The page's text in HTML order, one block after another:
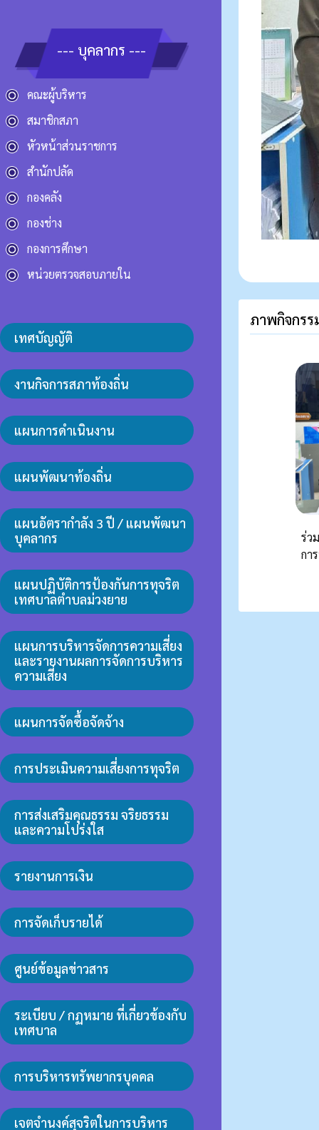
--- บุคลากร ---
คณะผู้บริหาร
สมาชิกสภา
หัวหน้าส่วนราชการ
สำนักปลัด
กองคลัง
กองช่าง
กองการศึกษา
หน่วยตรวจสอบภายใน
เทศบัญญัติ
งานกิจการสภาท้องถิ่น
แผนการดำเนินงาน
แผนพัฒนาท้องถิ่น
แผนอัตรากำลัง 3 ปี / แผนพัฒนา
บุคลากร
แผนปฏิบัติการป้องกันการทุจริต
เทศบาลตำบลม่วงยาย
แผนการบริหารจัดการความเสี่ยง
และรายงานผลการจัดการบริหาร
ความเสี่ยง
แผนการจัดซื้อจัดจ้าง
การประเมินความเสี่ยงการทุจริต
การส่งเสริมคุณธรรม จริยธรรม
และความโปร่งใส
รายงานการเงิน
การจัดเก็บรายได้
ศูนย์ข้อมูลข่าวสาร
ระเบียบ / กฏหมาย ที่เกี่ยวข้องกับ
เทศบาล
การบริหารทรัพยากรบุคคล
เจตจำนงค์สุจริตในการบริหาร
ภาพกิจกร
ร่ว
กา